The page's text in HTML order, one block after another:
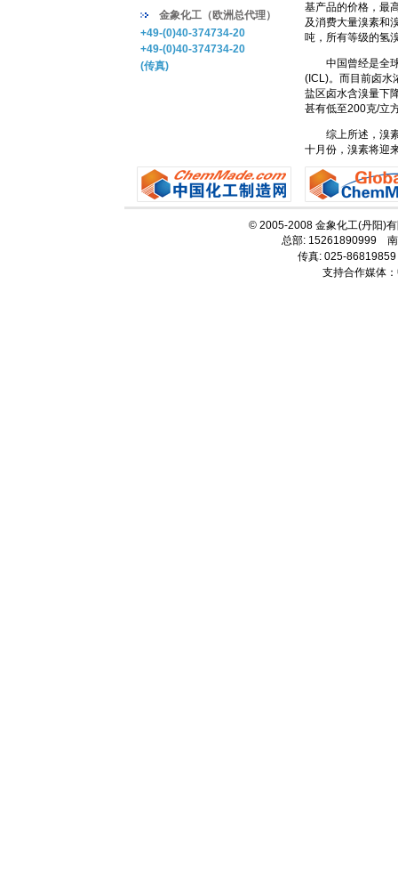
金象化工（欧洲总代理）
+49-(0)40-374734-20
+49-(0)40-374734-20
(传真)
基产品的价格，最
及消费大量溴素和
吨，所有等级的氢
中国曾经是全球
(ICL)。而目前卤水
盐区卤水含溴量下
甚有低至200克/立
综上所述，溴素
十月份，溴素将迎
© 2005-2008 金象化工(丹阳)
总部: 15261890999
传真: 025-
支持合作媒体：